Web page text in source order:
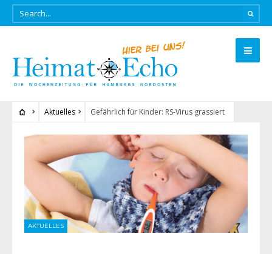
Aktuelles Gefährlich für Kinder: RS-Virus grassiert
AKTUELLES